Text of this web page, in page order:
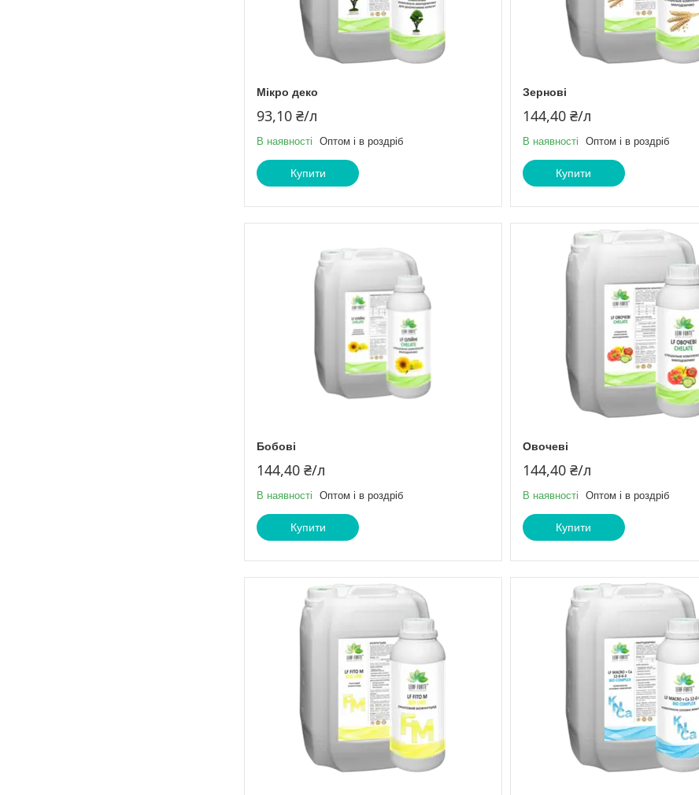
Мікро деко
93,10 ₴/л
В наявності Оптом і в роздріб
Купити
Зернові
144,40 ₴/л
В наявності Оптом і в роздріб
Купити
Бобові
144,40 ₴/л
В наявності Оптом і в роздріб
Купити
Овочеві
144,40 ₴/л
В наявності Оптом і в роздріб
Купити